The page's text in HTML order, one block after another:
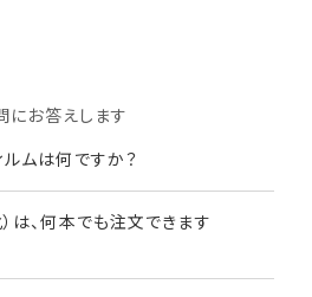
に記載の問い合わせ番号（送り状番
く配送状況の追跡を行うことができま
お届け先が、北海道・九州・沖縄・四国・
ス1〜2日かかります。
にお答えします
ムは何ですか？
下記のとおりです。
す
枚撮り
は、何本でも注文できます